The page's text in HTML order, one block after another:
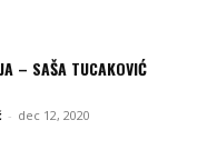
– SAŠA TUCAKOVIĆ
- dec 12, 2020